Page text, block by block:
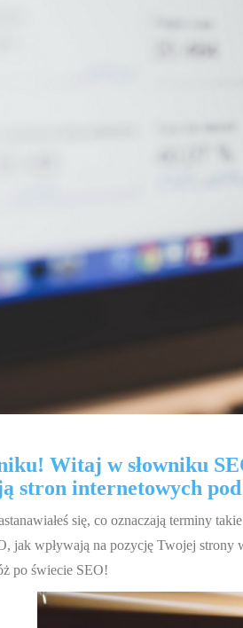
Witaj w słowniku
stron internetowych
się, co oznaczają terminy
jak wpływają na pozycję Twojej
po świecie SEO!